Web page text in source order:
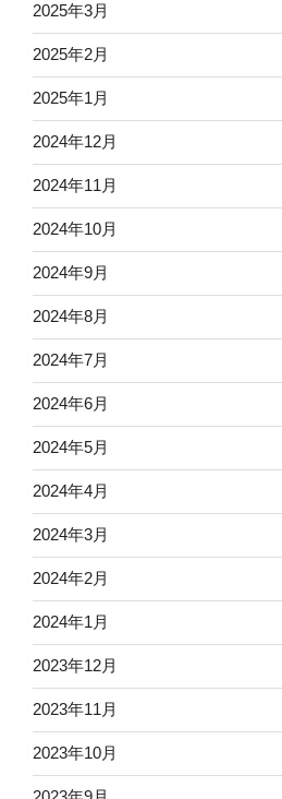
2025年3月
2025年2月
2025年1月
2024年12月
2024年11月
2024年10月
2024年9月
2024年8月
2024年7月
2024年6月
2024年5月
2024年4月
2024年3月
2024年2月
2024年1月
2023年12月
2023年11月
2023年10月